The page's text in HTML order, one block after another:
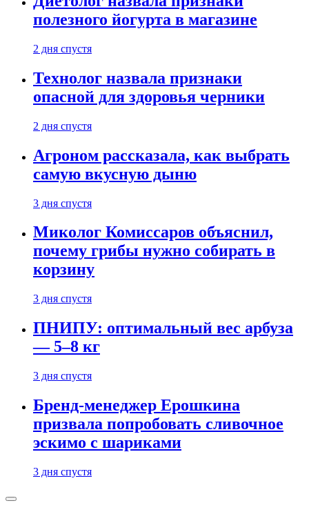
полезного йогурта в магазине
2 дня спустя
Технолог назвала признаки
опасной для здоровья черники
2 дня спустя
Агроном рассказала, как выбрать
самую вкусную дыню
3 дня спустя
Миколог Комиссаров объяснил,
почему грибы нужно собирать в
корзину
3 дня спустя
ПНИПУ: оптимальный вес арбуза
— 5–8 кг
3 дня спустя
Бренд-менеджер Ерошкина
призвала попробовать сливочное
эскимо с шариками
3 дня спустя